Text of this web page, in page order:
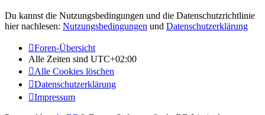
Du kannst die Nutzungsbedingungen und die Datenschutzrichtlinie
hier nachlesen: Nutzungsbedingungen und Datenschutzerklärung
Foren-Übersicht
Alle Zeiten sind UTC+02:00
Alle Cookies löschen
Datenschutzerklärung
Impressum